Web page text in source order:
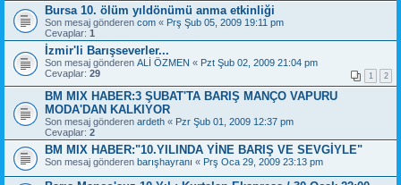
Bursa 10. ölüm yıldönümü anma etkinliği
Son mesaj gönderen com « Prş Şub 05, 2009 19:11 pm
Cevaplar: 1
İzmir'li Barışseverler...
Son mesaj gönderen ALİ ÖZMEN « Pzt Şub 02, 2009 21:04 pm
Cevaplar: 29 1 2
BM MIX HABER:3 ŞUBAT'TA BARIŞ MANÇO VAPURU
MODA'DAN KALKIYOR
Son mesaj gönderen ardeth « Pzr Şub 01, 2009 12:37 pm
Cevaplar: 2
BM MIX HABER:"10.YILINDA YİNE BARIŞ VE SEVGİYLE"
Son mesaj gönderen barışhayranı « Prş Oca 29, 2009 23:13 pm